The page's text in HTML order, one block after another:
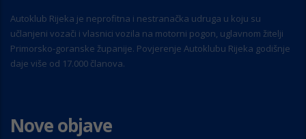
Autoklub Rijeka je neprofitna i nestranačka udruga u koju su
učlanjeni vozači i vlasnici vozila na motorni pogon, uglavnom žitelji
Primorsko-goranske županije. Povjerenje Autoklubu Rijeka godišnje
daje više od 17.000 članova.
Nove objave